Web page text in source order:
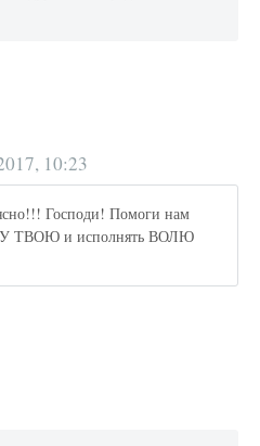
10:23
Господи! Помоги нам
ТВОЮ и исполнять ВОЛЮ